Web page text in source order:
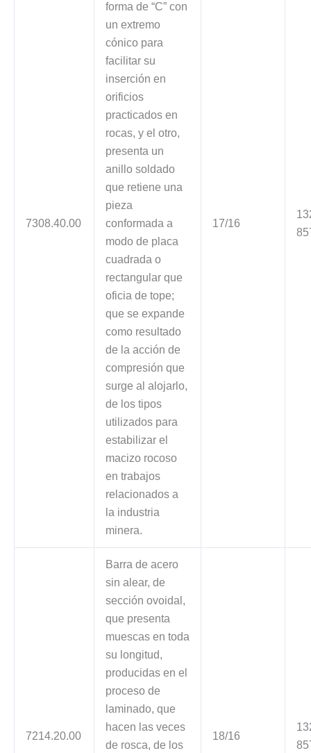
7308.40.00
forma de “C” con
un extremo
cónico para
facilitar su
inserción en
orificios
practicados en
rocas, y el otro,
presenta un
anillo soldado
que retiene una
pieza
conformada a
modo de placa
cuadrada o
rectangular que
oficia de tope;
que se expande
como resultado
de la acción de
compresión que
surge al alojarlo,
de los tipos
utilizados para
estabilizar el
macizo rocoso
en trabajos
relacionados a
la industria
minera.
17/16
7214.20.00
Barra de acero
sin alear, de
sección ovoidal,
que presenta
muescas en toda
su longitud,
producidas en el
proceso de
laminado, que
hacen las veces
de rosca, de los
18/16